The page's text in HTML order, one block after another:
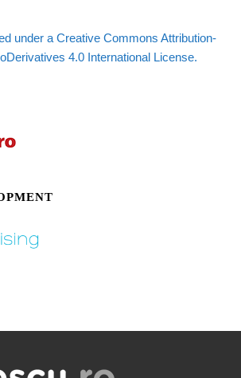
under a Creative Commons Attribution-
4.0 International License.